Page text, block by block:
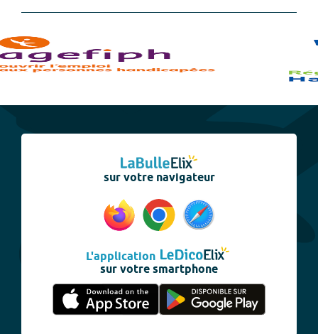
sur votre navigateur
L'application
sur votre smartphone